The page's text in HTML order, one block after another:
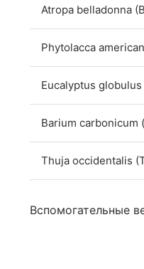
Atropa belladonna
Phytolacca
Eucalyptus globulus
Barium carbonicum
Thuja occidentalis
Вспомогательные